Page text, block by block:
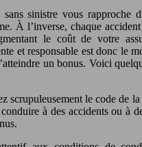
sans sinistre vous rapproche
À l’inverse, chaque
le coût de votre
et responsable est donc le
un bonus. Voici
scrupuleusement le code de
à des accidents ou à